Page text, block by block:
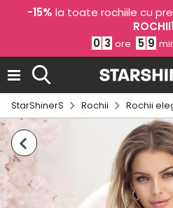
-15% la toate rochiile cu
0 3 ore 5 9
StarShinerS Rochii Rochii